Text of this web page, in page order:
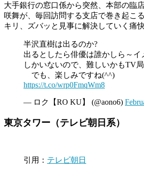
大手銀行の窓口係から突然、本部の臨
咲舞が、毎回訪問する支店で巻き起こ
キリ、ズバッと見事に解決していく痛快
半沢直樹は出るのか?
出るとしたら俳優は誰かしら～イ
しかいないので、難しいかもTV局
でも、楽しみですね(^^)
https://t.co/wrp0FmqWm8
— ロク【RO KU】 (@aono6)
東京タワー（テレビ朝日系）
引用： テレビ朝日